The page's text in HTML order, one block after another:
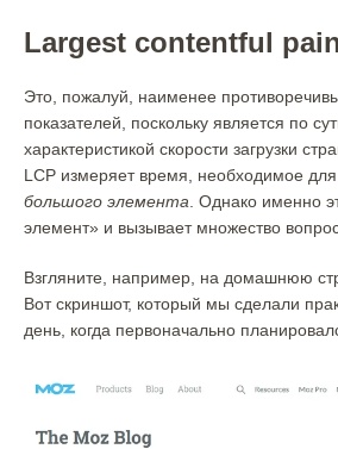
Largest contentful
Это, пожалуй, наименее
показателей, поскольку является по
характеристикой скорости загрузки
LCP измеряет время, необходимое для
большого элемента . Однако именно
элемент» и вызывает множество
Взгляните, например, на домашнюю
Вот скриншот, который мы сделали
день, когда первоначально